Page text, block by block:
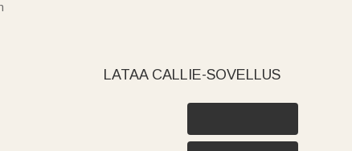
LATAA CALLIE-SOVELLUS